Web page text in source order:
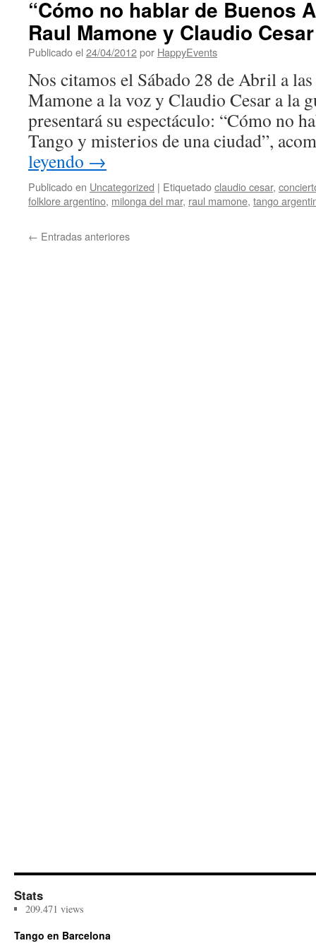
“Cómo no hablar de Buenos
Raul Mamone y Claudio Cesar
Publicado el 24/04/2012por HappyEvents
Nos citamos el Sábado 28 de Abril a
Mamone a la voz y Claudio Cesar a la
presentará su espectáculo: “Cómo no
Tango y misterios de una ciudad”,
leyendo →
Publicado en Uncategorized | Etiquetadoclaudio cesar,
folklore argentino, milonga del mar, raul mamone, tango
← Entradas anteriores
Stats
209.471 views
Tango en Barcelona